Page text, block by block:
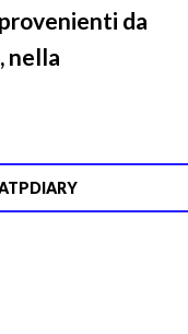
da
nella